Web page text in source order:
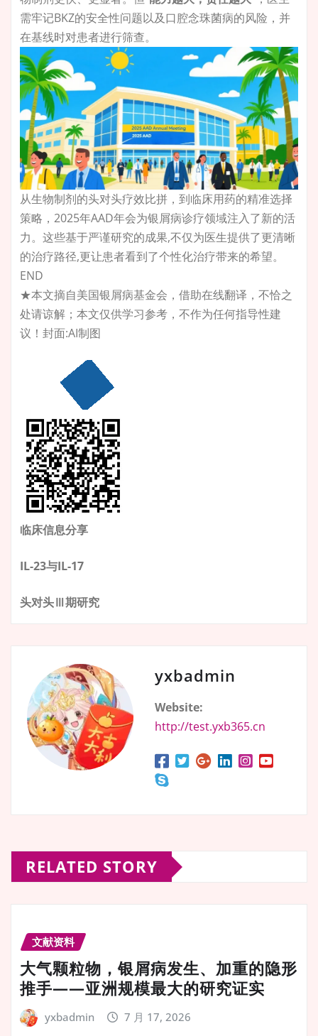
需牢记BKZ的安全性问题以及口腔念珠菌病的风险，并
在基线时对患者进行筛查。
从生物制剂的头对头疗效比拼，到临床用药的精准选择
策略，2025年AAD年会为银屑病诊疗领域注入了新的活
力。这些基于严谨研究的成果,不仅为医生提供了更清晰
的治疗路径,更让患者看到了个性化治疗带来的希望。
END
★本文摘自美国银屑病基金会，借助在线翻译，不恰之
处请谅解；本文仅供学习参考，不作为任何指导性建
议！封面:AI制图
临床信息分享
IL-23与IL-17
头对头Ⅲ期研究
yxbadmin
Website:
http://test.yxb365.cn
RELATED STORY
文献资料
大气颗粒物，银屑病发生、加重的隐形
推手——亚洲规模最大的研究证实
yxbadmin 7 月 17, 2026